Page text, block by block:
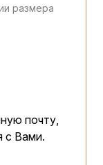
размера
почту,
с Вами.